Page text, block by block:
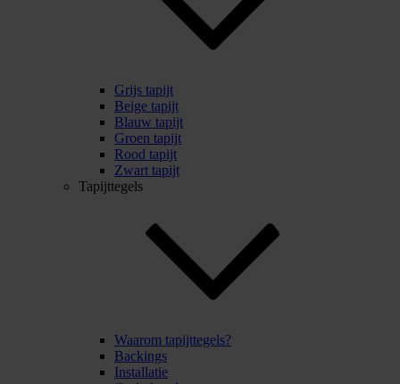
Grijs tapijt
Beige tapijt
Blauw tapijt
Groen tapijt
Rood tapijt
Zwart tapijt
Tapijttegels
Waarom tapijttegels?
Backings
Installatie